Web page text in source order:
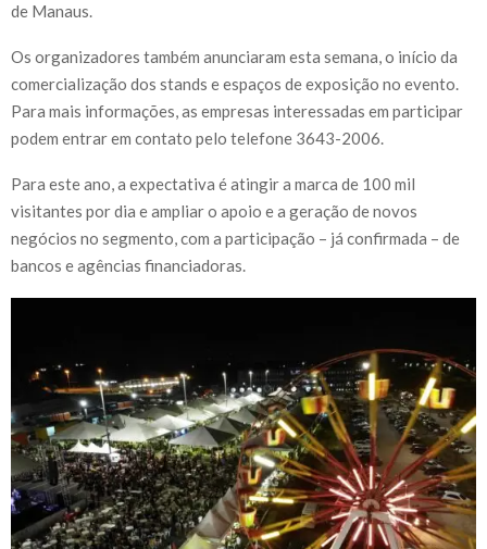
de Manaus.
Os organizadores também anunciaram esta semana, o início da
comercialização dos stands e espaços de exposição no evento.
Para mais informações, as empresas interessadas em participar
podem entrar em contato pelo telefone 3643-2006.
Para este ano, a expectativa é atingir a marca de 100 mil
visitantes por dia e ampliar o apoio e a geração de novos
negócios no segmento, com a participação – já confirmada – de
bancos e agências financiadoras.